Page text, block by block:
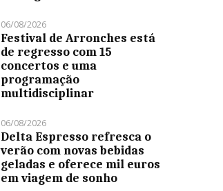
06/08/2026
Festival de Arronches está
de regresso com 15
concertos e uma
programação
multidisciplinar
06/08/2026
Delta Espresso refresca o
verão com novas bebidas
geladas e oferece mil euros
em viagem de sonho